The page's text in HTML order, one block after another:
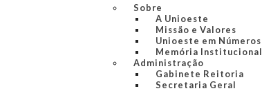
Sobre
A Unioeste
Missão e Valores
Unioeste em Números
Memória Institucional
Administração
Gabinete Reitoria
Secretaria Geral